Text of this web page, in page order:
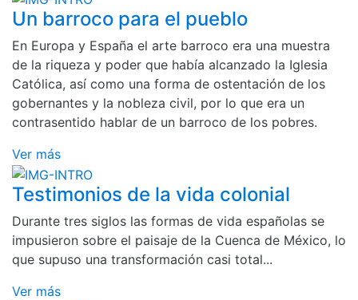
Un barroco para el pueblo
En Europa y España el arte barroco era una muestra
de la riqueza y poder que había alcanzado la Iglesia
Católica, así como una forma de ostentación de los
gobernantes y la nobleza civil, por lo que era un
contrasentido hablar de un barroco de los pobres.
Ver más
Testimonios de la vida colonial
Durante tres siglos las formas de vida españolas se
impusieron sobre el paisaje de la Cuenca de México, lo
que supuso una transformación casi total...
Ver más